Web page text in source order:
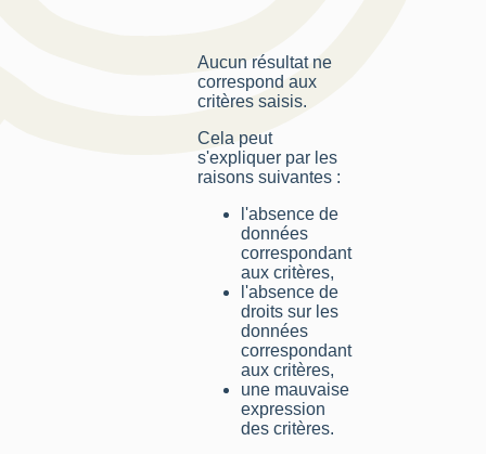
Aucun résultat ne
correspond aux
critères saisis.
Cela peut
s'expliquer par les
raisons suivantes :
l'absence de
données
correspondant
aux critères,
l'absence de
droits sur les
données
correspondant
aux critères,
une mauvaise
expression
des critères.